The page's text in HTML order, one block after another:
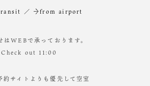
／ →from airport
はWEBで承っております。
out 11:00
約サイトよりも優先して空室